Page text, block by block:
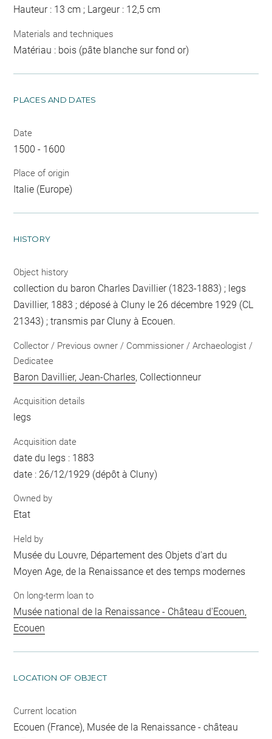
Hauteur : 13 cm ; Largeur : 12,5 cm
Materials and techniques
Matériau : bois (pâte blanche sur fond or)
PLACES AND DATES
Date
1500 - 1600
Place of origin
Italie (Europe)
HISTORY
Object history
collection du baron Charles Davillier (1823-1883) ; legs
Davillier, 1883 ; déposé à Cluny le 26 décembre 1929 (CL
21343) ; transmis par Cluny à Ecouen.
Collector / Previous owner / Commissioner / Archaeologist /
Dedicatee
Baron Davillier, Jean-Charles, Collectionneur
Acquisition details
legs
Acquisition date
date du legs : 1883
date : 26/12/1929 (dépôt à Cluny)
Owned by
Etat
Held by
Musée du Louvre, Département des Objets d'art du
Moyen Age, de la Renaissance et des temps modernes
On long-term loan to
Musée national de la Renaissance - Château d'Ecouen,
Ecouen
LOCATION OF OBJECT
Current location
Ecouen (France), Musée de la Renaissance - château